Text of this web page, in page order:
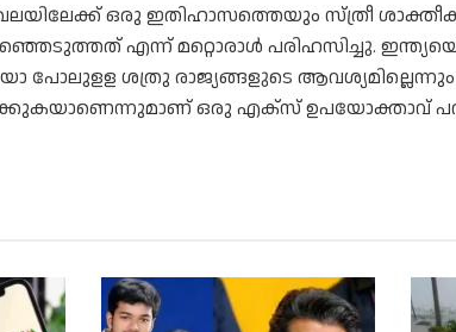
ഒരു ഇതിഹാസത്തെയും സ്ത്രീ
എന്ന് മറ്റൊരാൾ പരിഹസിച്ചു. ഇന്ത്യയെ
ശത്രു രാജ്യങ്ങളുടെ ആവശ്യമില്ലെന്നും
ഒരു എക്സ് ഉപയോക്താവ്